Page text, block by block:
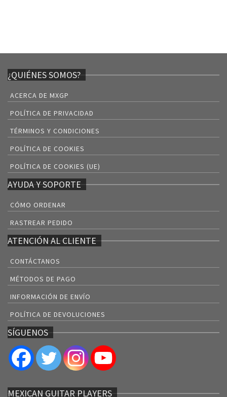
¿QUIÉNES SOMOS?
ACERCA DE MXGP
POLÍTICA DE PRIVACIDAD
TÉRMINOS Y CONDICIONES
POLÍTICA DE COOKIES
POLÍTICA DE COOKIES (UE)
AYUDA Y SOPORTE
CÓMO ORDENAR
RASTREAR PEDIDO
ATENCIÓN AL CLIENTE
CONTÁCTANOS
MÉTODOS DE PAGO
INFORMACIÓN DE ENVÍO
POLÍTICA DE DEVOLUCIONES
SÍGUENOS
MEXICAN GUITAR PLAYERS